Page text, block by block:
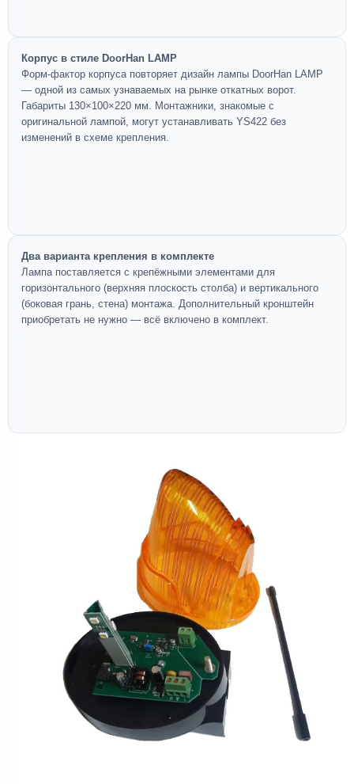
Корпус в стиле DoorHan LAMP
Форм-фактор корпуса повторяет дизайн лампы DoorHan LAMP
— одной из самых узнаваемых на рынке откатных ворот.
Габариты 130×100×220 мм. Монтажники, знакомые с
оригинальной лампой, могут устанавливать YS422 без
изменений в схеме крепления.
Два варианта крепления в комплекте
Лампа поставляется с крепёжными элементами для
горизонтального (верхняя плоскость столба) и вертикального
(боковая грань, стена) монтажа. Дополнительный кронштейн
приобретать не нужно — всё включено в комплект.